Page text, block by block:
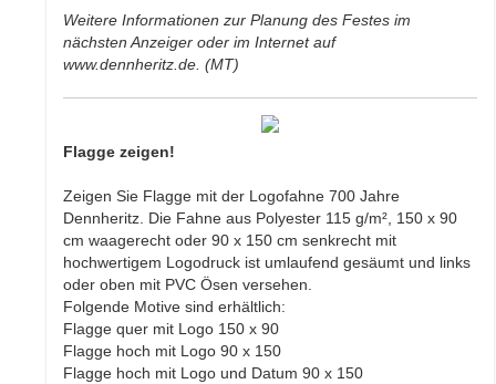
Weitere Informationen zur Planung des Festes im
nächsten Anzeiger oder im Internet auf
www.dennheritz.de. (MT)
Flagge zeigen!
Zeigen Sie Flagge mit der Logofahne 700 Jahre
Dennheritz. Die Fahne aus Polyester 115 g/m², 150 x 90
cm waagerecht oder 90 x 150 cm senkrecht mit
hochwertigem Logodruck ist umlaufend gesäumt und links
oder oben mit PVC Ösen versehen.
Folgende Motive sind erhältlich:
Flagge quer mit Logo 150 x 90
Flagge hoch mit Logo 90 x 150
Flagge hoch mit Logo und Datum 90 x 150